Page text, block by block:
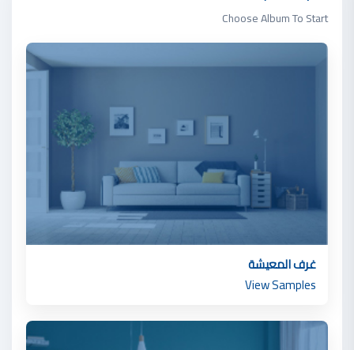
Choose Album To Start
غرف المعيشة
View Samples